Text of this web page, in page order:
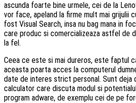
ascunda foarte bine urmele, cei de la
vor face, apeland la firme mult mai grijulii
fost Visual Search, insa nu bag mana in
care produc si comercializeaza astfel de
la fel.
Ceea ce este si mai dureros, este faptul
aceasta poarta acces la computerul
date de interes strict personal. Sunt deja
calculator care discuta modul si
program adware, de exemplu cei de pe